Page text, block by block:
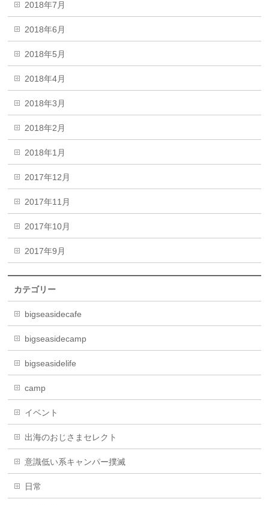
2018年7月
2018年6月
2018年5月
2018年4月
2018年3月
2018年2月
2018年1月
2017年12月
2017年11月
2017年10月
2017年9月
カテゴリー
bigseasidecafe
bigseasidecamp
bigseasidelife
camp
イベント
出海のおじさまセレクト
意識低い系キャンパー撲滅
日常